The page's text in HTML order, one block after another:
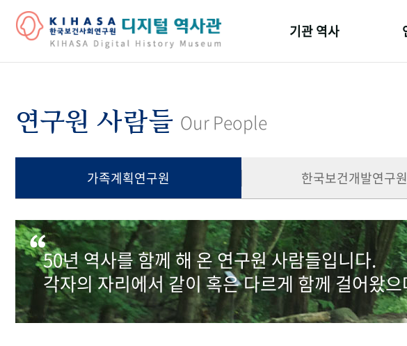
기관 역사
연구원 사람들 Our People
가족계획연구원 한국보건개발연구원
50년 역사를 함께 해 온 연구원 사람들입니다.
각자의 자리에서 같이 혹은 다르게 함께 걸어왔